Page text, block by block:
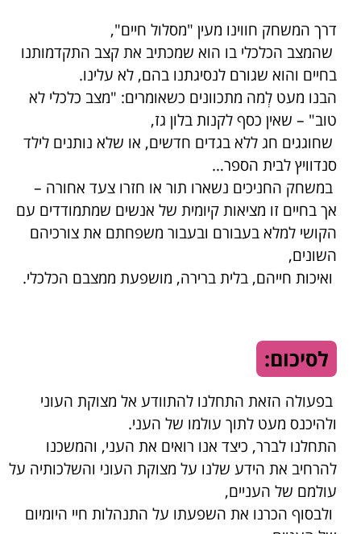
דרך המשחק חווינו מעין "מסלול חיים",
שהמצב הכלכלי בו הוא שמכתיב את קצב התקדמותנו
בחיים והוא שגורם לנסיגתנו בהם, לא עלינו.
הבנו מעט לְמה מתכוונים כשאומרים: "מצב כלכלי לא
טוב" – שאין כסף לקנות בלון גז,
שחוגגים חג ללא בגדים חדשים, או שלא נותנים לילד
סנדוויץ לבית הספר…
במשחק החניכים נשארו תור או חזרו צעד אחורה –
אך בחיים זו מציאות קיומית של אנשים שמתמודדים עם
הקושי למלא בעבורם ובעבור משפחתם את צורכיהם
השונים,
ואיכות חייהם, בלית ברירה, מושפעת ממצבם הכלכלי.
לסיכום:
בפעולה הזאת התחלנו להתוודע אל מצוקת העוני
ולהיכנס מעט לתוך עולמו של העני.
התחלנו לברר, כיצד אנו רואים את העני, והמשכנו
להרחיב את הידע שלנו על מצוקת העוני והשלכותיה על
עולמם של העניים,
ולבסוף הכרנו את השפעתו על התנהלות חיי היומיום